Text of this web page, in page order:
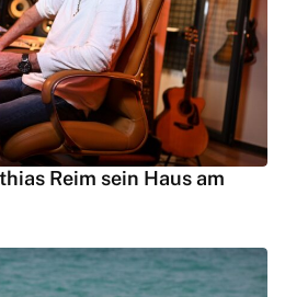
Reim sein Haus am